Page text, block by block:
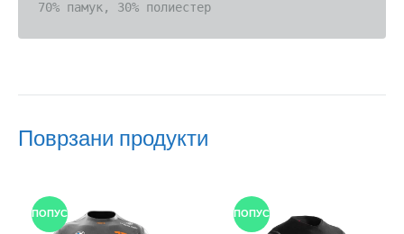
70% памук, 30% полиестер
Поврзани продукти
ПОПУСТ ПОПУСТ